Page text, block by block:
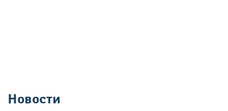
Новости